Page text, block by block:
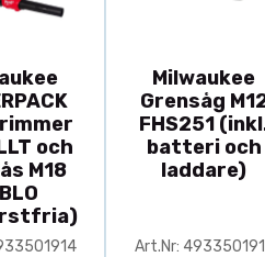
och
M18
Milwaukee
Grensåg
FHS251
batteri och
laddare)
Art.Nr: